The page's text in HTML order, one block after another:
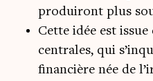
produiront plus
Cette idée est
centrales, qui
financière née de